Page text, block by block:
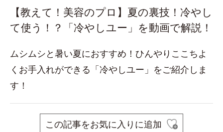
【教えて！美容のプロ】夏の裏技！冷やし
て使う！？「冷やしユー」を動画で解説！
ムシムシと暑い夏におすすめ！ひんやりここちよ
くお手入れができる「冷やしユー」をご紹介しま
す！
この記事をお気に入りに追加